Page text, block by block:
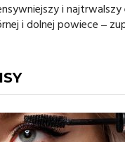
i
i dolnej powiece ‒